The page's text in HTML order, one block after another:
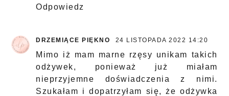
Odpowiedz
DRZEMIĄCE PIĘKNO 24 LISTOPADA 2022 14:20
Mimo iż mam marne rzęsy unikam takich
odżywek, ponieważ już miałam
nieprzyjemne doświadczenia z nimi.
Szukałam i dopatrzyłam się, że odżywka